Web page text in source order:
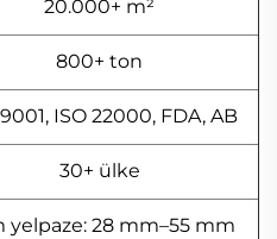
20.000+ m²
800+ ton
ISO 22000, FDA, AB
30+ ülke
yelpaze: 28 mm–55 mm